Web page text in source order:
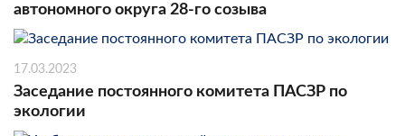
автономного округа 28-го созыва
17.03.2023
Заседание постоянного комитета ПАСЗР по
экологии